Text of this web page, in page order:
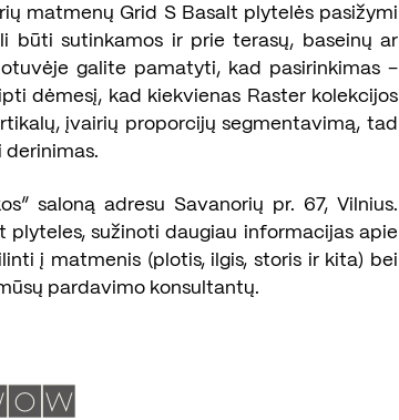
matmenų Grid S Basalt plytelės pasižymi
būti sutinkamos ir prie terasų, baseinų ar
galite pamatyti, kad pasirinkimas –
dėmesį, kad kiekvienas Raster kolekcijos
įvairių proporcijų segmentavimą, tad
derinimas.
saloną adresu Savanorių pr. 67, Vilnius.
sužinoti daugiau informacijas apie
į matmenis (plotis, ilgis, storis ir kita) bei
pardavimo konsultantų.